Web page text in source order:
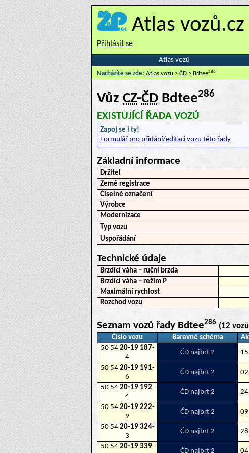
Atlas vozů.cz
Přihlásit se
Atlas vozů
Nacházíte se zde: Atlas vozů > ČD > Bdtee286
VůzCZ-ČD Bdtee286
EXISTUJÍCÍ ŘADA VOZŮ
Zapoj se i ty!
Formulář pro přidání/editaci vozu této řady
Základní informace
Držitel
Země registrace
Číselné označení
Výrobce
Modernizace
Typ vozu
Uspořádání
Technické údaje
Brzdící váha – ruční brzda
Brzdící váha – režim P
Maximální rychlost
Rozchod vozu
Seznam vozů řady Bdtee286 (12
Číslo vozu Barevné schéma
50 54 20-19 187-
4
ČD najbrt 2
50 54 20-19 191-
6
ČD najbrt 2
50 54 20-19 192-
4
ČD najbrt 2
50 54 20-19 222-
9
ČD najbrt 2
50 54 20-19 324-
3
ČD najbrt 2
50 54 20-19 339-
ČD najbrt 2